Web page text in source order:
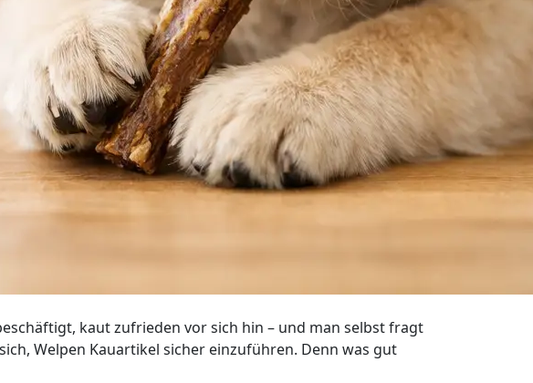
kaut zufrieden vor sich hin – und man selbst fragt
Welpen Kauartikel sicher einzuführen. Denn was gut